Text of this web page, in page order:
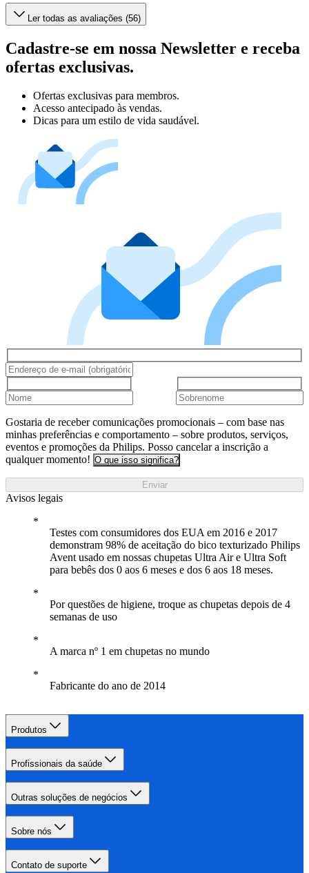
Ler todas as avaliações (56)
Cadastre-se em nossa Newsletter e receba
ofertas exclusivas.
Ofertas exclusivas para membros.
Acesso antecipado às vendas.
Dicas para um estilo de vida saudável.
Gostaria de receber comunicações promocionais – com base nas
minhas preferências e comportamento – sobre produtos, serviços,
eventos e promoções da Philips. Posso cancelar a inscrição a
qualquer momento! O que isso significa?
Enviar
Avisos legais
Testes com consumidores dos EUA em 2016 e 2017
demonstram 98% de aceitação do bico texturizado Philips
Avent usado em nossas chupetas Ultra Air e Ultra Soft
para bebês dos 0 aos 6 meses e dos 6 aos 18 meses.
Por questões de higiene, troque as chupetas depois de 4
semanas de uso
A marca nº 1 em chupetas no mundo
Fabricante do ano de 2014
Produtos
Profissionais da saúde
Outras soluções de negócios
Sobre nós
Contato de suporte